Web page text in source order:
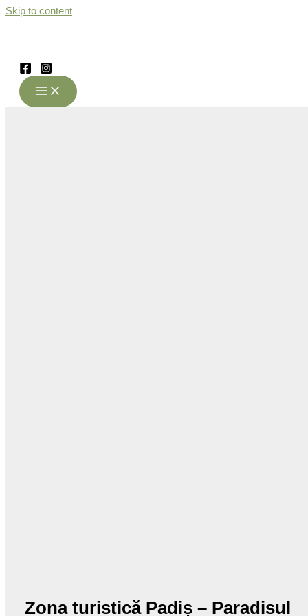
Skip to content
Zona turistică Padiș – Paradisul